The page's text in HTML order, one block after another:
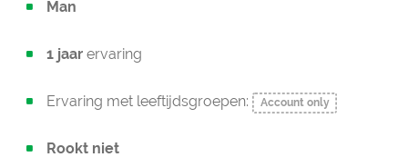
Man
1 jaar ervaring
Ervaring met leeftijdsgroepen: Account only
Rookt niet